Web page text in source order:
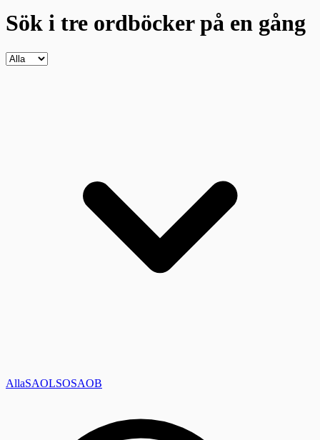
Sök i tre ordböckerpå en gång
AllaSAOLSOSAOB